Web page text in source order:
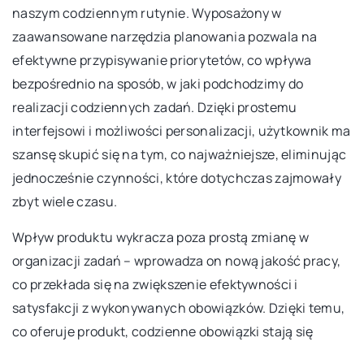
naszym codziennym rutynie. Wyposażony w
zaawansowane narzędzia planowania pozwala na
efektywne przypisywanie priorytetów, co wpływa
bezpośrednio na sposób, w jaki podchodzimy do
realizacji codziennych zadań. Dzięki prostemu
interfejsowi i możliwości personalizacji, użytkownik ma
szansę skupić się na tym, co najważniejsze, eliminując
jednocześnie czynności, które dotychczas zajmowały
zbyt wiele czasu.
Wpływ produktu wykracza poza prostą zmianę w
organizacji zadań – wprowadza on nową jakość pracy,
co przekłada się na zwiększenie efektywności i
satysfakcji z wykonywanych obowiązków. Dzięki temu,
co oferuje produkt, codzienne obowiązki stają się